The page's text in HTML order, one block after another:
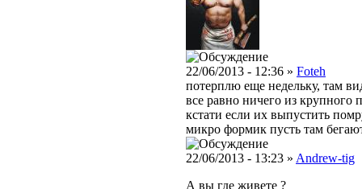
22/06/2013 - 12:36 » Foteh
потерплю еще недельку, там
все равно ничего из крупного
кстати если их выпустить
микро формик пусть там
22/06/2013 - 13:23 » Andrew-tig
А вы где живете ?